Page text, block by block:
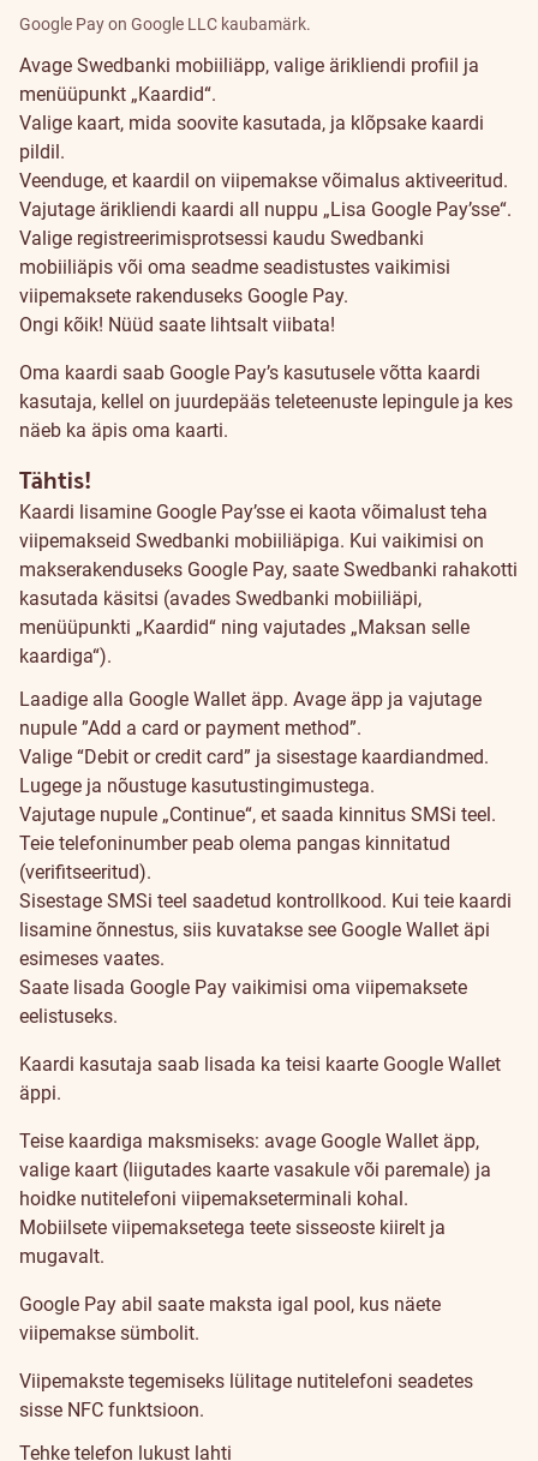
Google Pay on Google LLC kaubamärk.
Avage Swedbanki mobiiliäpp, valige ärikliendi profiil ja
menüüpunkt „Kaardid“.
Valige kaart, mida soovite kasutada, ja klõpsake kaardi
pildil.
Veenduge, et kaardil on viipemakse võimalus aktiveeritud.
Vajutage ärikliendi kaardi all nuppu „Lisa Google Pay’sse“.
Valige registreerimisprotsessi kaudu Swedbanki
mobiiliäpis või oma seadme seadistustes vaikimisi
viipemaksete rakenduseks Google Pay.
Ongi kõik! Nüüd saate lihtsalt viibata!
Oma kaardi saab Google Pay’s kasutusele võtta kaardi
kasutaja, kellel on juurdepääs teleteenuste lepingule ja kes
näeb ka äpis oma kaarti.
Tähtis!
Kaardi lisamine Google Pay’sse ei kaota võimalust teha
viipemakseid Swedbanki mobiiliäpiga. Kui vaikimisi on
makserakenduseks Google Pay, saate Swedbanki rahakotti
kasutada käsitsi (avades Swedbanki mobiiliäpi,
menüüpunkti „Kaardid“ ning vajutades „Maksan selle
kaardiga“).
Laadige alla Google Wallet äpp. Avage äpp ja vajutage
nupule ”Add a card or payment method”.
Valige “Debit or credit card” ja sisestage kaardiandmed.
Lugege ja nõustuge kasutustingimustega.
Vajutage nupule „Continue“, et saada kinnitus SMSi teel.
Teie telefoninumber peab olema pangas kinnitatud
(verifitseeritud).
Sisestage SMSi teel saadetud kontrollkood. Kui teie kaardi
lisamine õnnestus, siis kuvatakse see Google Wallet äpi
esimeses vaates.
Saate lisada Google Pay vaikimisi oma viipemaksete
eelistuseks.
Kaardi kasutaja saab lisada ka teisi kaarte Google Wallet
äppi.
Teise kaardiga maksmiseks: avage Google Wallet äpp,
valige kaart (liigutades kaarte vasakule või paremale) ja
hoidke nutitelefoni viipemakseterminali kohal.
Mobiilsete viipemaksetega teete sisseoste kiirelt ja
mugavalt.
Google Pay abil saate maksta igal pool, kus näete
viipemakse sümbolit.
Viipemakste tegemiseks lülitage nutitelefoni seadetes
sisse NFC funktsioon.
Tehke telefon lukust lahti